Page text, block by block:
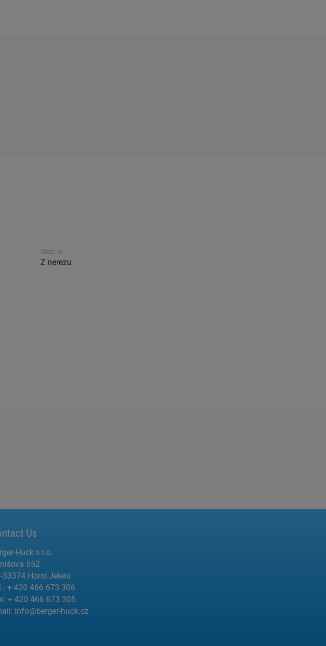
Materiál
Z nerezu
Us
Huck s.r.o.
552
53374 Horní Jelení
+ 420 466 673 306
+ 420 466 673 305
info@berger-huck.cz